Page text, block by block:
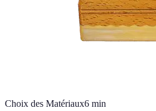
Choix des Matériaux6 min